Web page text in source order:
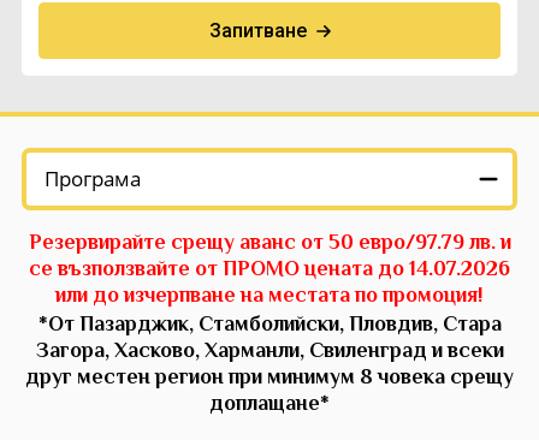
Запитване
Програма
Резервирайте срещу аванс от 50 евро/97.79 лв. и
се възползвайте от ПРОМО цената до 14.07.2026
или до изчерпване на местата по промоция!
*От Пазарджик, Стамболийски, Пловдив, Стара
Загора, Хасково, Харманли, Свиленград и всеки
друг местен регион при минимум 8 човека срещу
доплащане*